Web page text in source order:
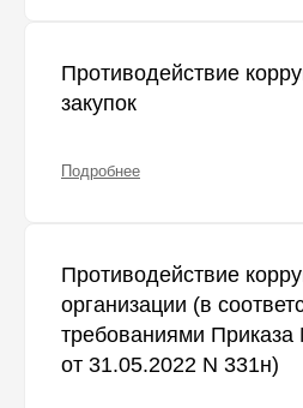
Противодействие
закупок
Подробнее
Противодействие
организации (в
требованиями Приказа
от 31.05.2022 N 331н)